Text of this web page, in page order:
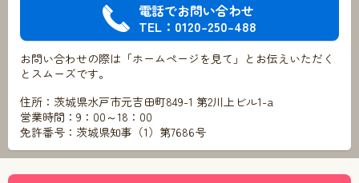
電話でお問い合わせ
TEL：0120-250-488
お問い合わせの際は「ホームページを見て」とお伝えいただく
とスムーズです。
住所：茨城県水戸市元吉田町849-1 第2川上ビル1-a
営業時間：9：00～18：00
免許番号：茨城県知事（1）第7686号